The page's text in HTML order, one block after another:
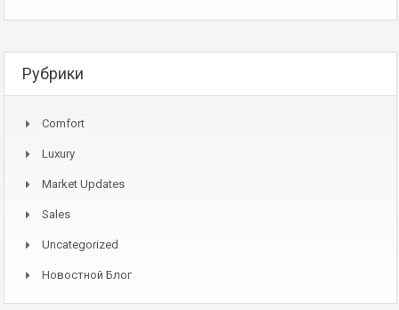
Рубрики
Comfort
Luxury
Market Updates
Sales
Uncategorized
Новостной Блог